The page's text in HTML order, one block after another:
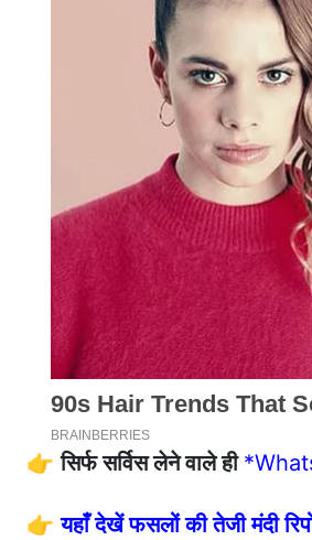
👉सिर्फ सर्विस लेने वाले ही
👉यहाँ देखें फसलों की तेजी मंदी